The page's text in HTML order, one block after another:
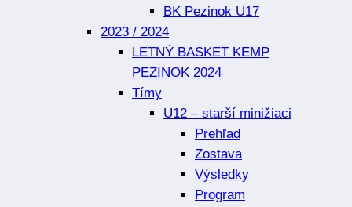
BK Pezinok U17
2023 / 2024
LETNÝ BASKET KEMP
PEZINOK 2024
Tímy
U12 – starší minižiaci
Prehľad
Zostava
Výsledky
Program